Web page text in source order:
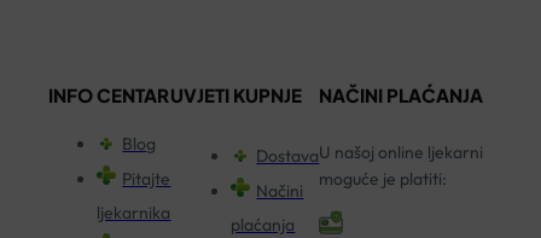
INFO CENTAR
Blog
Pitajte
ljekarnika
UVJETI KUPNJE
Dostava
Načini
plaćanja
NAČINI PLAĆANJA
U našoj online ljekarni
moguće je platiti: